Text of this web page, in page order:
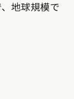
地球規模で